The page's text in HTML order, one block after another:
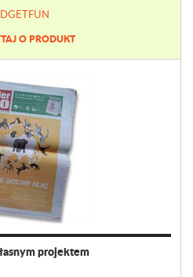
O PRODUKT
projektem